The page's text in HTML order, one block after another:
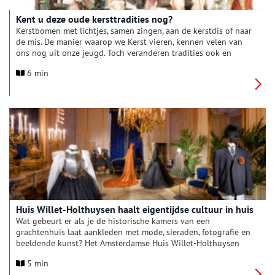
Kent u deze oude kersttradities nog?
Kerstbomen met lichtjes, samen zingen, aan de kerstdis of naar
de mis. De manier waarop we Kerst vieren, kennen velen van
ons nog uit onze jeugd. Toch veranderen tradities ook en
nieuwe. Kent u bijvoorbeeld het branden van het Kerstblok
6 min
Huis Willet-Holthuysen haalt eigentijdse cultuur in huis
Wat gebeurt er als je de historische kamers van een
grachtenhuis laat aankleden met mode, sieraden, fotografie en
beeldende kunst? Het Amsterdamse Huis Willet-Holthuysen
5 min